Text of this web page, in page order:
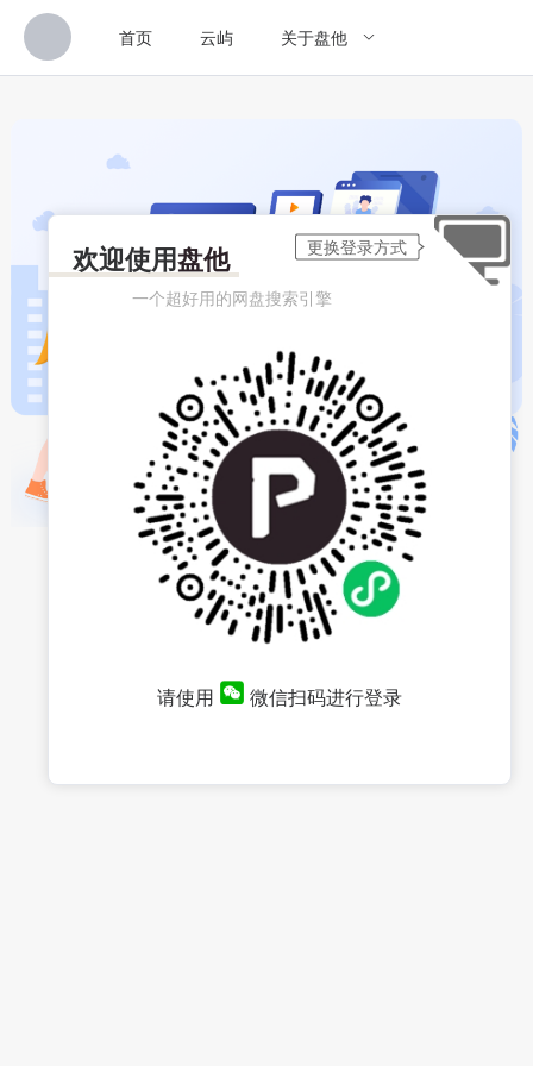
首页 云屿 关于盘他
欢迎使用盘他
一个超好用的网盘搜索引擎
请使用 微信扫码进行登录